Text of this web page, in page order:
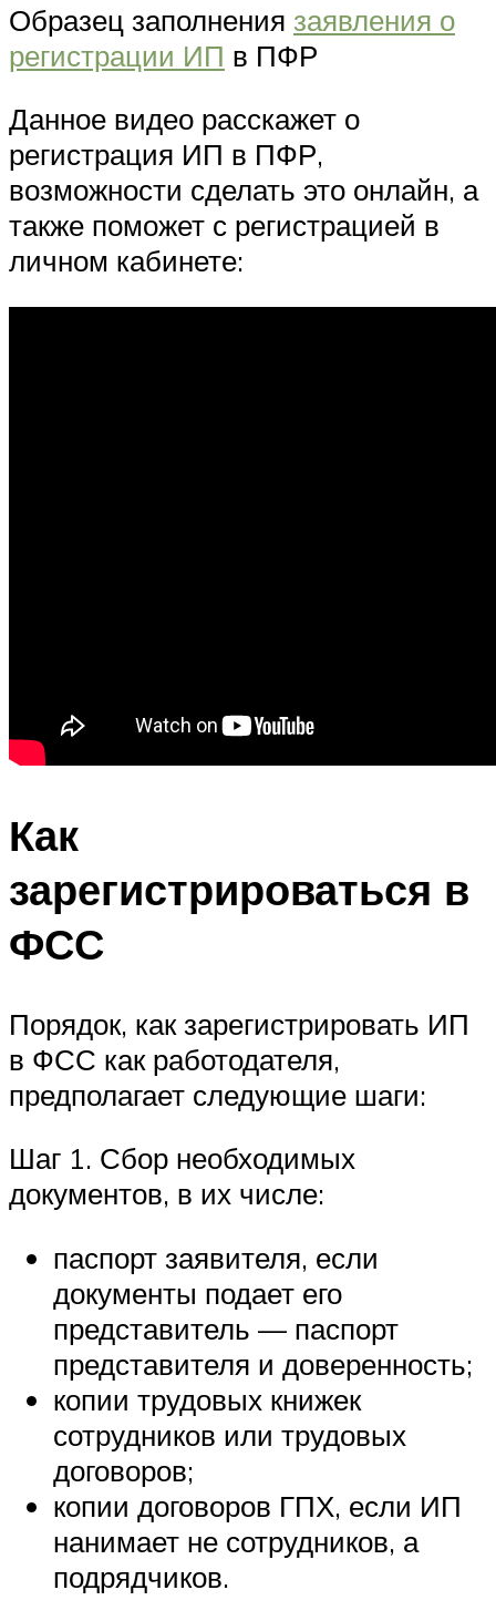
Образец заполнения заявления о
регистрации ИП в ПФР
Данное видео расскажет о
регистрация ИП в ПФР,
возможности сделать это онлайн, а
также поможет с регистрацией в
личном кабинете:
Как
зарегистрироваться в
ФСС
Порядок, как зарегистрировать ИП
в ФСС как работодателя,
предполагает следующие шаги:
Шаг 1. Сбор необходимых
документов, в их числе:
паспорт заявителя, если
документы подает его
представитель — паспорт
представителя и доверенность;
копии трудовых книжек
сотрудников или трудовых
договоров;
копии договоров ГПХ, если ИП
нанимает не сотрудников, а
подрядчиков.